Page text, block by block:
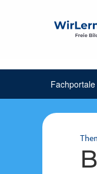
Fachportale